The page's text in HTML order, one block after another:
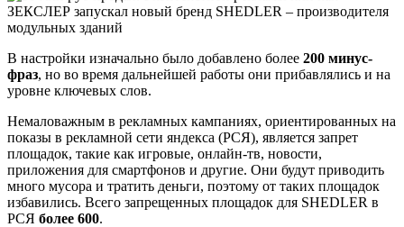
В настройки изначально было добавлено более 200 минус-
фраз, но во время дальнейшей работы они прибавлялись и на
уровне ключевых слов.
Немаловажным в рекламных кампаниях, ориентированных на
показы в рекламной сети яндекса (РСЯ), является запрет
площадок, такие как игровые, онлайн-тв, новости,
приложения для смартфонов и другие. Они будут приводить
много мусора и тратить деньги, поэтому от таких площадок
избавились. Всего запрещенных площадок для SHEDLER в
РСЯ более 600.